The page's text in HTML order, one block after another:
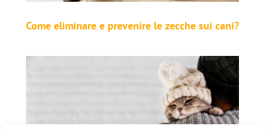
Come eliminare e prevenire le zecche sui cani?